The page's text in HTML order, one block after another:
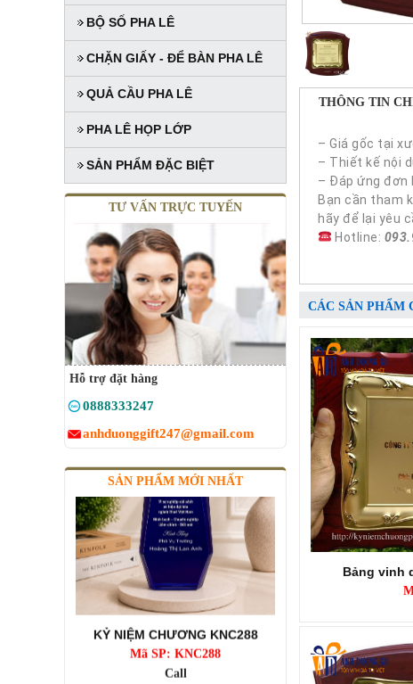
BỘ SỐ PHA LÊ
CHẶN GIẤY - ĐỂ BÀN PHA LÊ
QUẢ CẦU PHA LÊ
PHA LÊ HỌP LỚP
SẢN PHẨM ĐẶC BIỆT
TƯ VẤN TRỰC TUYẾN
Hỗ trợ đặt hàng
0888333247
anhduonggift247@gmail.com
SẢN PHẨM MỚI NHẤT
KỶ NIỆM CHƯƠNG KNC288
Mã SP: KNC288
Call
THÔNG TIN
– Giá gốc tại
– Thiết kế nội
– Đáp ứng đơn
Bạn cần tham
hãy để lại yêu
Hotline:
CÁC SẢN PHẨM
Bảng vinh